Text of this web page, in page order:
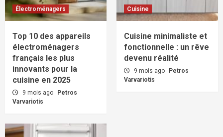
Électroménagers
Top 10 des appareils
électroménagers
français les plus
innovants pour la
cuisine en 2025
9 mois ago
Petros
Varvariotis
Cuisine
Cuisine minimaliste et
fonctionnelle : un rêve
devenu réalité
9 mois ago
Petros
Varvariotis